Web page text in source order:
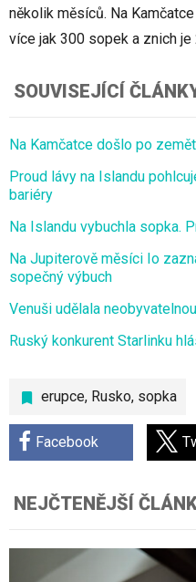
několik měsíců. Na
více jak 300 sopek a znich je
erupce, Rusko, sopka
Facebook
SOUVISEJÍCÍ
Na Kamčatce došlo po
Proud lávy na Islandu
bariéry
Na Islandu vybuchla sopka.
Na Jupiterově měsíci Io
sopečný výbuch
Venuši udělala
Ruský konkurent Starlinku
NEJČTENĚJŠÍ